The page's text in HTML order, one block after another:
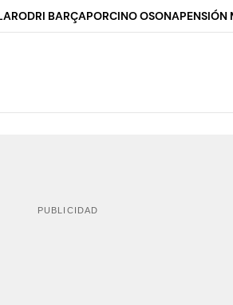
RODRI BARÇAPORCINO OSONAPENSIÓN